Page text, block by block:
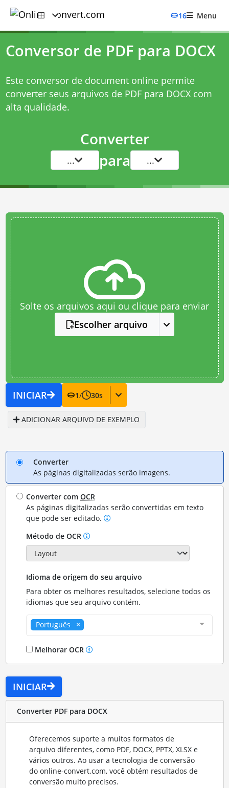
16 Menu
Conversor de PDF para DOCX
Este conversor de document online permite
converter seus arquivos de PDF para DOCX com
alta qualidade.
Converter
... para ...
Solte os arquivos aqui ou clique para enviar
Escolher arquivo
INICIAR 1/ 30s
ADICIONAR ARQUIVO DE EXEMPLO
Converter
As páginas digitalizadas serão imagens.
Converter comOCR
As páginas digitalizadas serão convertidas em texto
que pode ser editado.
Método de OCR
Idioma de origem do seu arquivo
Para obter os melhores resultados, selecione todos os
idiomas que seu arquivo contém.
Português
Melhorar OCR
INICIAR
Converter PDF para DOCX
Oferecemos suporte a muitos formatos de
arquivo diferentes, como PDF, DOCX, PPTX, XLSX e
vários outros. Ao usar a tecnologia de conversão
do online-convert.com, você obtém resultados de
conversão muito precisos.